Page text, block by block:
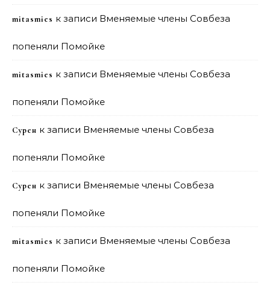
mitasmies к записи Вменяемые члены Совбеза
попеняли Помойке
mitasmies к записи Вменяемые члены Совбеза
попеняли Помойке
Сурен к записи Вменяемые члены Совбеза
попеняли Помойке
Сурен к записи Вменяемые члены Совбеза
попеняли Помойке
mitasmies к записи Вменяемые члены Совбеза
попеняли Помойке